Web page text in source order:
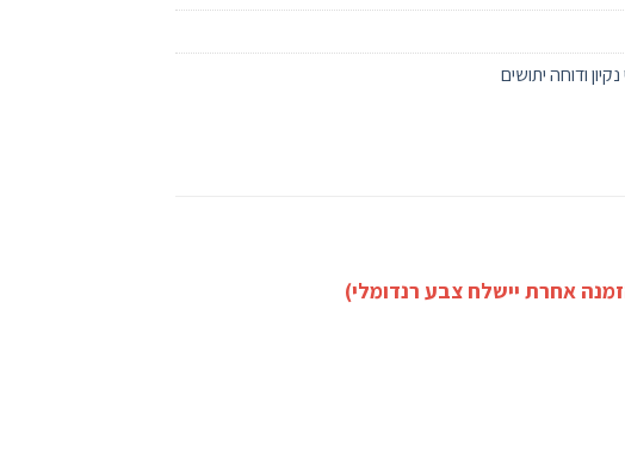
ודוחה יתושים
אחרת יישלח צבע רנדומלי)